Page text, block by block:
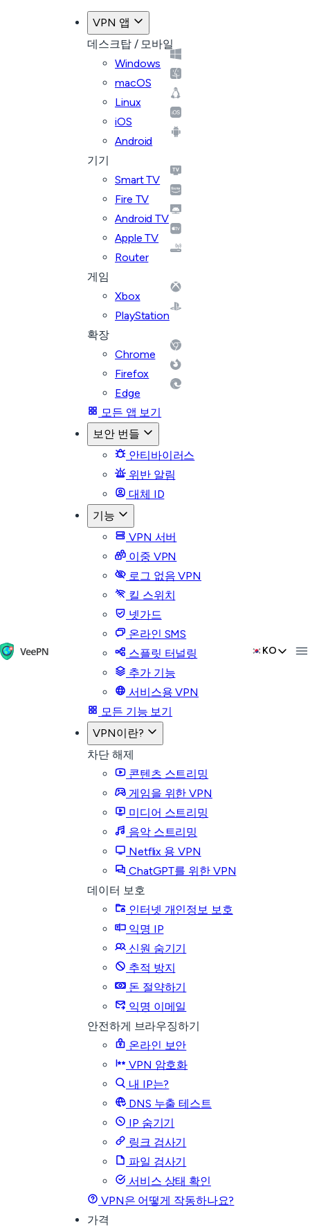
VPN 앱
데스크탑 / 모바일
Windows
macOS
Linux
iOS
Android
기기
Smart TV
Fire TV
Android TV
Apple TV
Router
게임
Xbox
PlayStation
확장
Chrome
Firefox
Edge
모든 앱 보기
보안 번들
안티바이러스
위반 알림
대체 ID
기능
VPN 서버
이중 VPN
로그 없음 VPN
킬 스위치
넷가드
온라인 SMS
스플릿 터널링
추가 기능
서비스용 VPN
모든 기능 보기
VPN이란?
차단 해제
콘텐츠 스트리밍
게임을 위한 VPN
미디어 스트리밍
음악 스트리밍
Netflix 용 VPN
ChatGPT를 위한 VPN
데이터 보호
인터넷 개인정보 보호
익명 IP
신원 숨기기
추적 방지
돈 절약하기
익명 이메일
안전하게 브라우징하기
온라인 보안
VPN 암호화
내 IP는?
DNS 누출 테스트
IP 숨기기
링크 검사기
파일 검사기
서비스 상태 확인
VPN은 어떻게 작동하나요?
가격
KO
플랜으로 돌아가기